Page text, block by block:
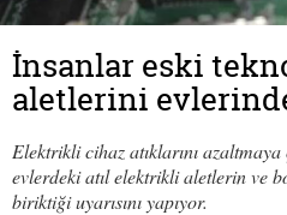
İnsanlar eski
aletlerini
Elektrikli cihaz atıklarını
evlerdeki atıl elektrikli aletlerin ve
biriktiği uyarısını yapıyor.